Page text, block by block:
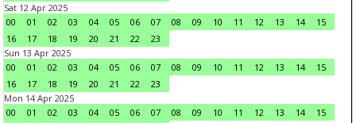
Sat 12 Apr 2025
00
01 02 03 04 05 06 07 08 09 10 11 12 13 14
15
16
17 18 19 20 21 22
23
Sun 13 Apr 2025
00
01 02 03 04 05 06 07 08 09 10 11 12 13 14
15
16
17 18 19 20 21 22
23
Mon 14 Apr 2025
00
01 02 03 04 05 06 07 08 09 10 11 12 13 14
15